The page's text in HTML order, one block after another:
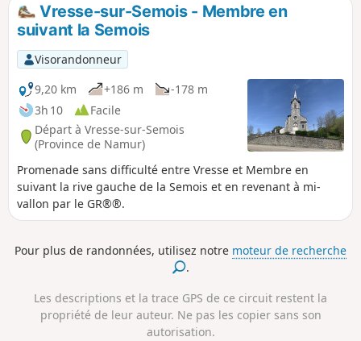
Vresse-sur-Semois - Membre en
suivant la Semois
Visorandonneur
9,20 km
+186 m
-178 m
3h 10
Facile
Départ à Vresse-sur-Semois
(Province de Namur)
Promenade sans difficulté entre Vresse et Membre en
suivant la rive gauche de la Semois et en revenant à mi-
vallon par le GR®®.
Pour plus de randonnées, utilisez notre moteur de recherche
.
Les descriptions et la trace GPS de ce circuit restent la
propriété de leur auteur. Ne pas les copier sans son
autorisation.